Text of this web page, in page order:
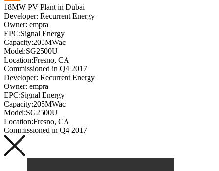
18MW PV Plant in Dubai
Developer: Recurrent Energy
Owner: empra
EPC:Signal Energy
Capacity:205MWac
Model:SG2500U
Location:Fresno, CA
Commissioned in Q4 2017
Developer: Recurrent Energy
Owner: empra
EPC:Signal Energy
Capacity:205MWac
Model:SG2500U
Location:Fresno, CA
Commissioned in Q4 2017